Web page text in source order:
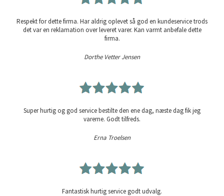
Respekt for dette firma. Har aldrig oplevet så god en kundeservice trods
det var en reklamation over leveret varer. Kan varmt anbefale dette
firma.
Dorthe Vetter Jensen
Super hurtig og god service bestilte den ene dag, næste dag fik jeg
varerne. Godt tilfreds.
Erna Troelsen
Fantastisk hurtig service godt udvalg.